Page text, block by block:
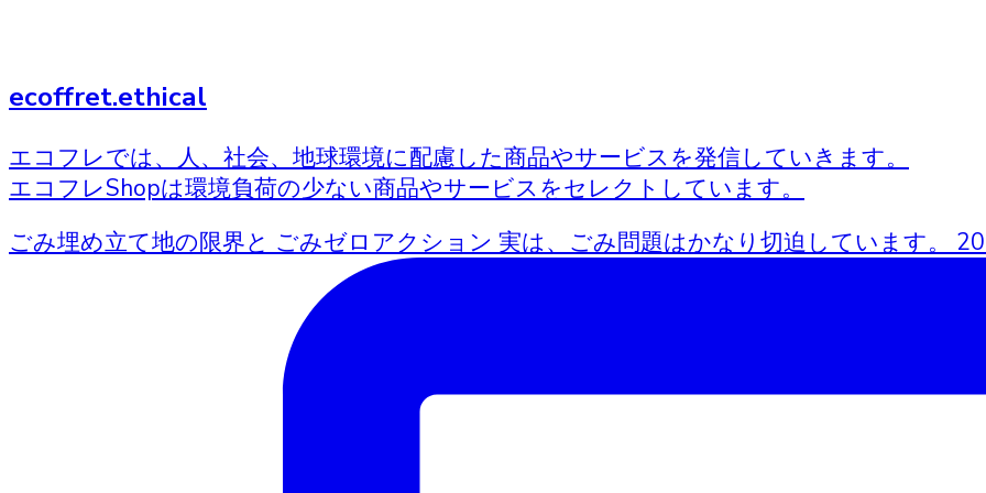
ecoffret.ethical
エコフレでは、人、社会、地球環境に配慮した商品やサービスを発信していきます。
エコフレShopは環境負荷の少ない商品やサービスをセレクトしています。
ごみ埋め立て地の限界と ごみゼロアクション 実は、ごみ問題はかなり切迫しています。